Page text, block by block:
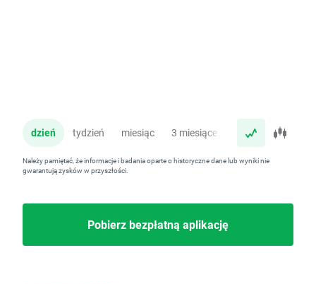
dzień tydzień miesiąc 3 miesiące rok
Należy pamiętać, że informacje i badania oparte o historyczne dane lub wyniki nie
gwarantują zysków w przyszłości.
Pobierz bezpłatną aplikację